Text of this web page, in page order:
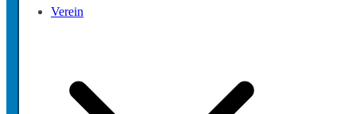
Verein